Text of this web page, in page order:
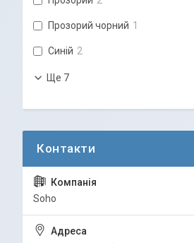
Прозорий чорний 1
Синій 2
Ще 7
Soho